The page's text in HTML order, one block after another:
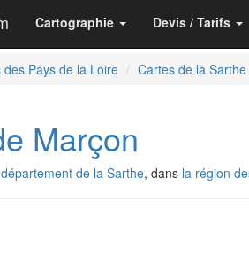
Cartographie Devis / Tarifs
des Pays de la Loire Cartes de la Sarthe
Marçon
département de la Sarthe, dans la région